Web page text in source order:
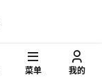
菜单 我的